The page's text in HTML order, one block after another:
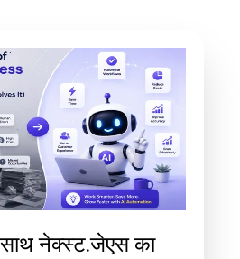
साथ नेक्स्ट.जेएस का